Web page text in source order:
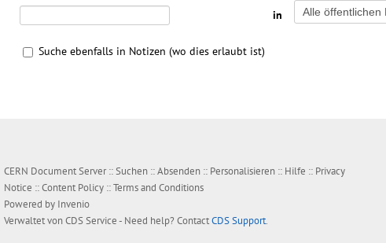
in
Suche ebenfalls in Notizen (wo dies erlaubt ist)
CERN Document Server ::Suchen ::Absenden :: Personalisieren :: Hilfe :: Privacy
Notice ::Content Policy ::Terms and Conditions
Powered by Invenio
Verwaltet vonCDS Service- Need help? ContactCDS Support.